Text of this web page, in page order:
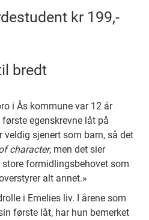
kr 199,-
bredt
i Ås kommune var 12 år
egenskrevne låt på
veldig sjenert som barn, så det
character, men det sier
formidlingsbehovet som
alt annet.»
i Emelies liv. I årene som
første låt, har hun bemerket